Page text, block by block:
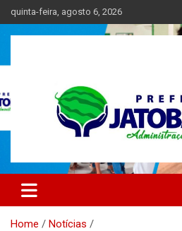
to
content
quinta-feira, agosto 6, 2026
Prefeitura
do Piauí
Prefeitura de Jatoba do Piauí –
Home
Notícias